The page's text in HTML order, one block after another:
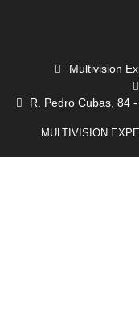
Multivision
R. Pedro Cubas, 84
MULTIVISION